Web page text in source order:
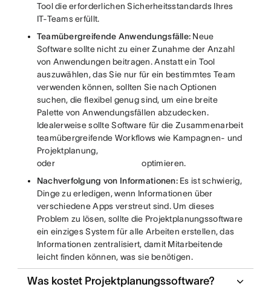
Tool die erforderlichen Sicherheitsstandards Ihres
IT-Teams erfüllt.
Teamübergreifende Anwendungsfälle: Neue
Software sollte nicht zu einer Zunahme der Anzahl
von Anwendungen beitragen. Anstatt ein Tool
auszuwählen, das Sie nur für ein bestimmtes Team
verwenden können, sollten Sie nach Optionen
suchen, die flexibel genug sind, um eine breite
Palette von Anwendungsfällen abzudecken.
Idealerweise sollte Software für die Zusammenarbeit
teamübergreifende Workflows wie Kampagnen- und
Projektplanung,
oder
optimieren.
Nachverfolgung von Informationen:Es ist schwierig,
Dinge zu erledigen, wenn Informationen über
verschiedene Apps verstreut sind. Um dieses
Problem zu lösen, sollte die Projektplanungssoftware
ein einziges System für alle Arbeiten erstellen, das
Informationen zentralisiert, damit Mitarbeitende
leicht finden können, was sie benötigen.
Was kostet Projektplanungssoftware?